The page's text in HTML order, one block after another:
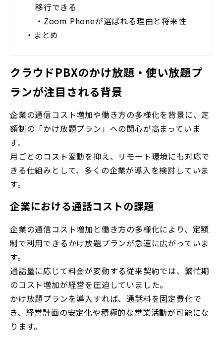
移行できる
・ Zoom Phoneが選ばれる理由と将来性
・ まとめ
クラウドPBXのかけ放題・使い放題プ
ランが注目される背景
企業の通信コスト増加や働き方の多様化を背景に、定
額制の「かけ放題プラン」への関心が高まっていま
す。
月ごとのコスト変動を抑え、リモート環境にも対応で
きる仕組みとして、多くの企業が導入を検討していま
す。
企業における通話コストの課題
企業の通信コスト増加と働き方の多様化により、定額
制で利用できるかけ放題プランが急速に広がっていま
す。
通話量に応じて料金が変動する従来契約では、繁忙期
のコスト増加が経営を圧迫していました。
かけ放題プランを導入すれば、通話料を固定費化で
き、経営計画の安定化や積極的な営業活動が可能にな
ります。